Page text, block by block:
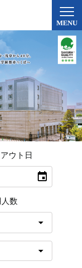
MENU
ウト日
数